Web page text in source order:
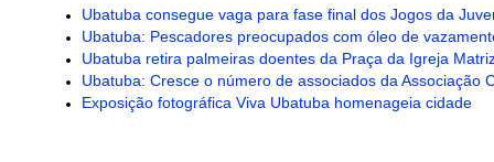
Ubatuba consegue vaga para fase final dos Jogos da
Ubatuba: Pescadores preocupados com óleo de
Ubatuba retira palmeiras doentes da Praça da Igreja
Ubatuba: Cresce o número de associados da Associação
Exposição fotográfica Viva Ubatuba homenageia cidade